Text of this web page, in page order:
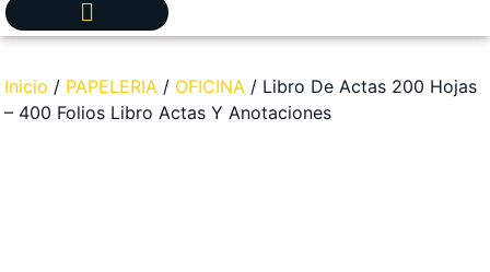
Inicio / PAPELERIA / OFICINA / Libro De Actas 200 Hojas
– 400 Folios Libro Actas Y Anotaciones